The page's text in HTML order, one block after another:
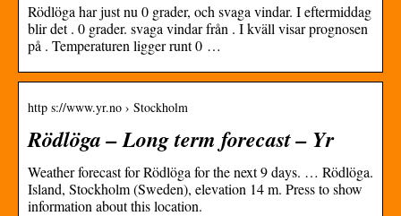
Rödlöga har just nu 0 grader, och svaga vindar. I eftermiddag
blir det . 0 grader. svaga vindar från . I kväll visar prognosen
på . Temperaturen ligger runt 0 …
http s://www.yr.no › Stockholm
Rödlöga – Long term forecast – Yr
Weather forecast for Rödlöga for the next 9 days. … Rödlöga.
Island, Stockholm (Sweden), elevation 14 m. Press to show
information about this location.